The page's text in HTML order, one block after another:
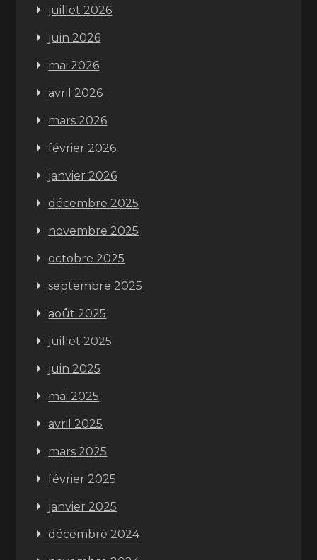
juillet 2026
juin 2026
mai 2026
avril 2026
mars 2026
février 2026
janvier 2026
décembre 2025
novembre 2025
octobre 2025
septembre 2025
août 2025
juillet 2025
juin 2025
mai 2025
avril 2025
mars 2025
février 2025
janvier 2025
décembre 2024